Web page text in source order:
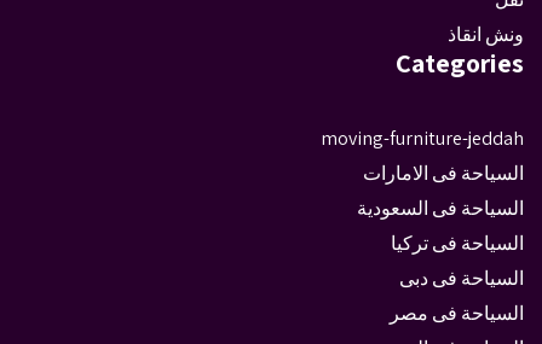
ونش انقاذ
Categories
moving-furniture-jeddah
السياحة فى الامارات
السياحة فى السعودية
السياحة فى تركيا
السياحة فى دبى
السياحة فى مصر